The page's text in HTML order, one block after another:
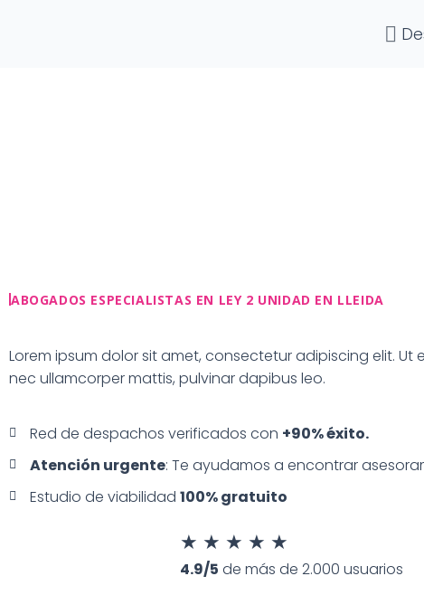
ABOGADOS ESPECIALISTAS EN LEY 2 UNIDAD EN LLEIDA
Lorem ipsum dolor sit amet, consectetur adipiscing elit. Ut
nec ullamcorper mattis, pulvinar dapibus leo.
Red de despachos verificados con +90% éxito.
Atención urgente: Te ayudamos a encontrar
Estudio de viabilidad 100% gratuito
★ ★ ★ ★ ★
4.9/5 de más de 2.000 usuarios